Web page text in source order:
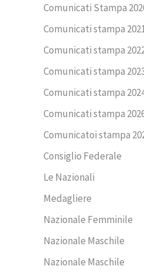
Comunicati Stampa
Comunicati stampa
Comunicati stampa
Comunicati stampa
Comunicati stampa
Comunicati stampa
Comunicatoi stampa
Consiglio Federale
Le Nazionali
Medagliere
Nazionale Femminile
Nazionale Maschile
Nazionale Maschile